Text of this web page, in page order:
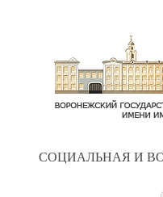
CОЦИАЛЬНАЯ И